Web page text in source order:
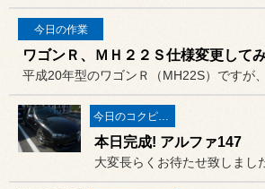
今日の作業
ワゴンＲ、ＭＨ２２Ｓ仕様変更してみ
今日のコクピット西部
本日完成! アルファ147